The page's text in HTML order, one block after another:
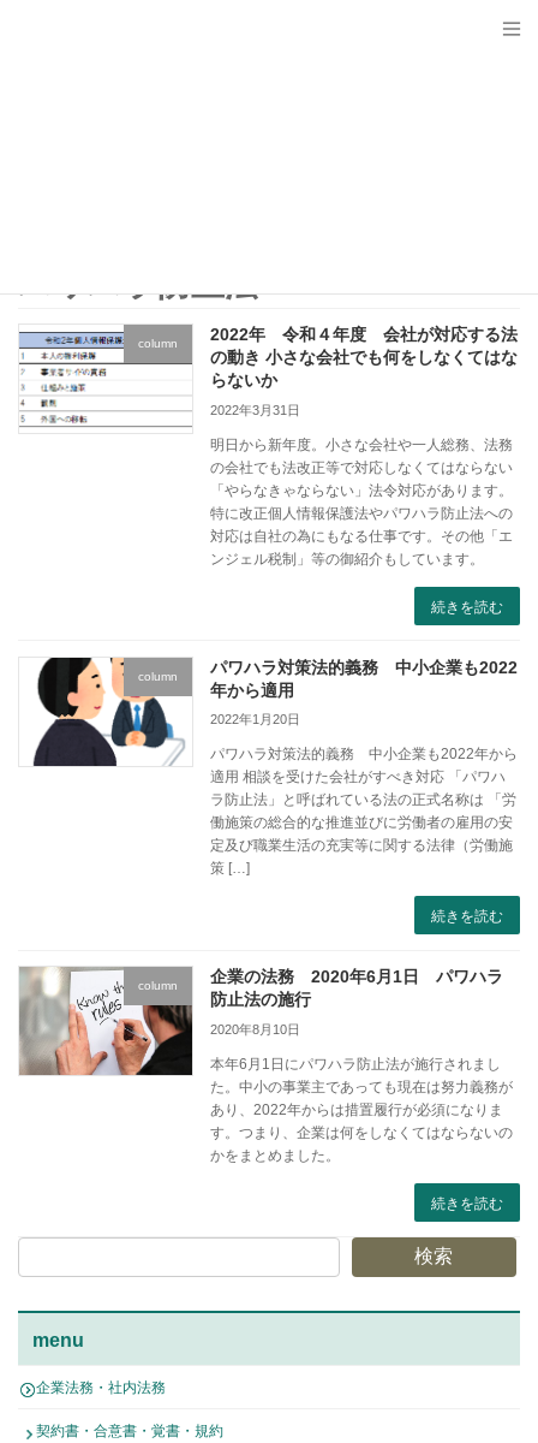
パワハラ防止法
column
2022年 令和４年度 会社が対応する法
の動き 小さな会社でも何をしなくてはな
らないか
2022年3月31日
明日から新年度。小さな会社や一人総務、法務
の会社でも法改正等で対応しなくてはならない
「やらなきゃならない」法令対応があります。
特に改正個人情報保護法やパワハラ防止法への
対応は自社の為にもなる仕事です。その他「エ
ンジェル税制」等の御紹介もしています。
続きを読む
column
パワハラ対策法的義務 中小企業も2022
年から適用
2022年1月20日
パワハラ対策法的義務 中小企業も2022年から
適用 相談を受けた会社がすべき対応 「パワハ
ラ防止法」と呼ばれている法の正式名称は 「労
働施策の総合的な推進並びに労働者の雇用の安
定及び職業生活の充実等に関する法律（労働施
策 […]
続きを読む
column
企業の法務 2020年6月1日 パワハラ
防止法の施行
2020年8月10日
本年6月1日にパワハラ防止法が施行されまし
た。中小の事業主であっても現在は努力義務が
あり、2022年からは措置履行が必須になりま
す。つまり、企業は何をしなくてはならないの
かをまとめました。
続きを読む
検索
menu
企業法務・社内法務
契約書・合意書・覚書・規約